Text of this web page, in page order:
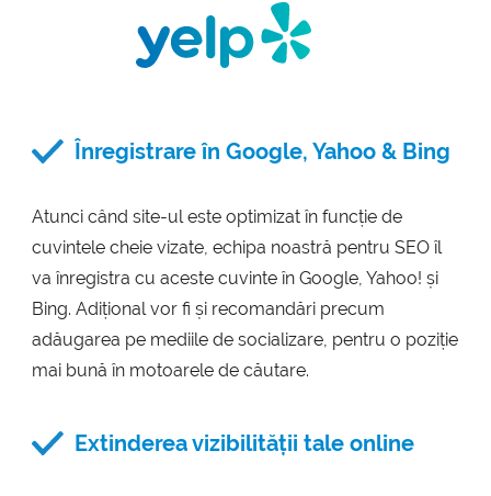
Înregistrare în Google, Yahoo & Bing
Atunci când site-ul este optimizat în funcție de
cuvintele cheie vizate, echipa noastră pentru SEO îl
va înregistra cu aceste cuvinte în Google, Yahoo! și
Bing. Adițional vor fi și recomandări precum
adăugarea pe mediile de socializare, pentru o poziție
mai bună în motoarele de căutare.
Extinderea vizibilității tale online